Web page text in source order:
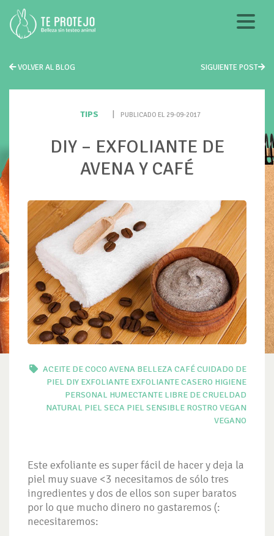
VOLVER AL BLOG SIGUIENTE POST
TIPS PUBLICADO EL 29-09-2017
DIY – EXFOLIANTE DE
AVENA Y CAFÉ
ACEITE DE COCO AVENA BELLEZA CAFÉCUIDADO DE
PIEL DIY EXFOLIANTE EXFOLIANTE CASERO HIGIENE
PERSONAL HUMECTANTE LIBRE DE CRUELDAD
NATURAL PIEL SECA PIEL SENSIBLE ROSTRO VEGAN
VEGANO
Este exfoliante es super fácil de hacer y deja la
piel muy suave <3 necesitamos de sólo tres
ingredientes y dos de ellos son super baratos
por lo que mucho dinero no gastaremos (:
necesitaremos: